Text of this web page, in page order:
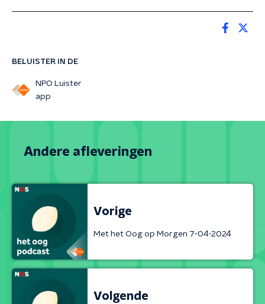
BELUISTER IN DE
NPO Luister
app
Andere afleveringen
Vorige
Met het Oog op Morgen 7-04-2024
Volgende